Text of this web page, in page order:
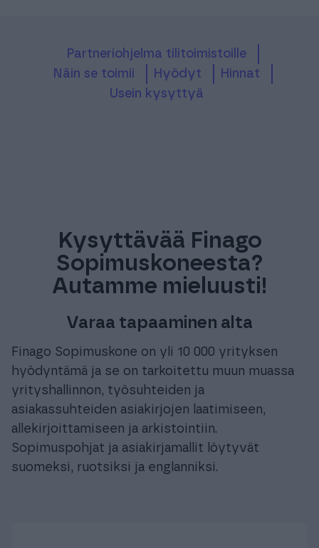
Partneriohjelma tilitoimistoille
Näin se toimii
Hyödyt
Hinnat
Usein kysyttyä
Kysyttävää Finago
Sopimuskoneesta?
Autamme mieluusti!
Varaa tapaaminen alta
Finago Sopimuskone on yli 10 000 yrityksen
hyödyntämä ja se on tarkoitettu muun muassa
yrityshallinnon, työsuhteiden ja
asiakassuhteiden asiakirjojen laatimiseen,
allekirjoittamiseen ja arkistointiin.
Sopimuspohjat ja asiakirjamallit löytyvät
suomeksi, ruotsiksi ja englanniksi.